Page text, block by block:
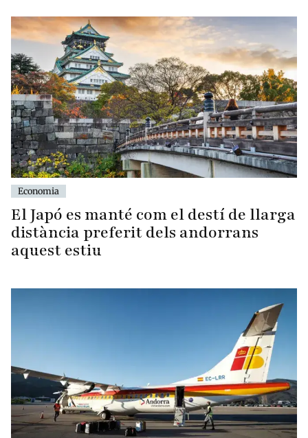
Economia
El Japó es manté com el destí de llarga
distància preferit dels andorrans
aquest estiu